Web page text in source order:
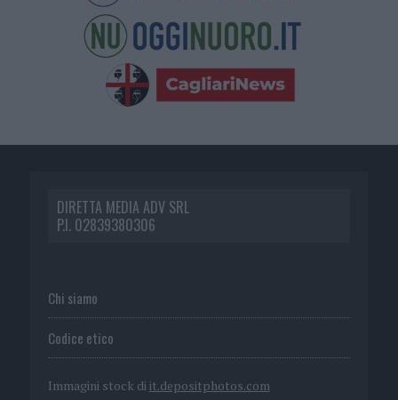
DIRETTA MEDIA ADV SRL
P.I. 02839380306
Chi siamo
Codice etico
Immagini stock di it.depositphotos.com